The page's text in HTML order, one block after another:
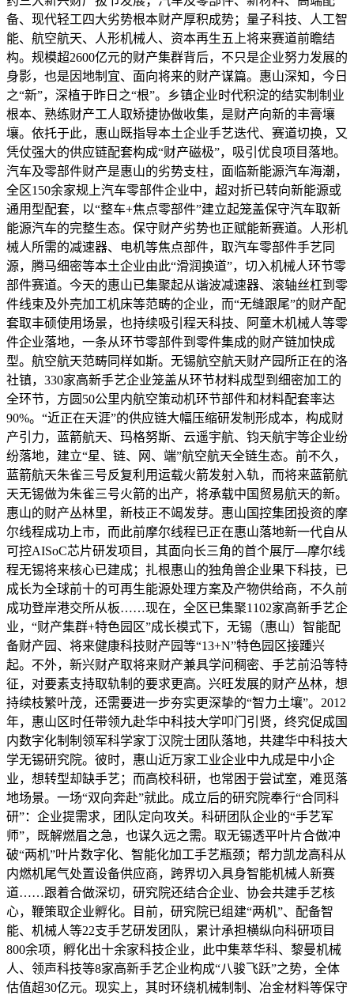
备、现代轻工四大劣势根本财产厚积成势；量子科技、人工智
能、航空航天、人形机械人、资本再生五上将来赛道前瞻结
构。规模超2600亿元的财产集群背后，不只是企业努力发展的
身影，也是因地制宜、面向将来的财产谋篇。惠山深知，今日
之“新”，深植于昨日之“根”。乡镇企业时代积淀的结实制制业
根本、熟练财产工人取矫捷协做收集，是财产向新的丰膏壤
壤。依托于此，惠山既指导本土企业手艺迭代、赛道切换，又
凭仗强大的供应链配套构成“财产磁极”，吸引优良项目落地。
汽车及零部件财产是惠山的劣势支柱，面临新能源汽车海潮，
全区150余家规上汽车零部件企业中，超对折已转向新能源或
通用型配套，以“整车+焦点零部件”建立起笼盖保守汽车取新
能源汽车的完整生态。保守财产劣势也正赋能新赛道。人形机
械人所需的减速器、电机等焦点部件，取汽车零部件手艺同
源，腾马细密等本土企业由此“滑润换道”，切入机械人环节零
部件赛道。今天的惠山已集聚起从谐波减速器、滚轴丝杠到零
件线束及外壳加工机床等范畴的企业，而“无缝跟尾”的财产配
套取丰硕使用场景，也持续吸引程天科技、阿童木机械人等零
件企业落地，一条从环节零部件到零件集成的财产链加快成
型。航空航天范畴同样如斯。无锡航空航天财产园所正在的洛
社镇，330家高新手艺企业笼盖从环节材料成型到细密加工的
全环节，方圆50公里内航空策动机环节部件和材料配套率达
90%。“近正在天涯”的供应链大幅压缩研发制形成本，构成财
产引力，蓝箭航天、玛格努斯、云遥宇航、钧天航宇等企业纷
纷落地，建立“星、链、网、端”航空航天全链生态。前不久，
蓝箭航天朱雀三号反复利用运载火箭发射入轨，而将来蓝箭航
天无锡做为朱雀三号火箭的出产，将承载中国贸易航天的新。
惠山的财产丛林里，新枝正不竭发芽。惠山国控集团投资的摩
尔线程成功上市，而此前摩尔线程已正在惠山落地新一代自从
可控AISoC芯片研发项目，其面向长三角的首个展厅—摩尔线
程无锡将来核心已建成；扎根惠山的独角兽企业果下科技，已
成长为全球前十的可再生能源处理方案及产物供给商，不久前
成功登岸港交所从板……现在，全区已集聚1102家高新手艺企
业，“财产集群+特色园区”成长模式下，无锡（惠山）智能配
备财产园、将来健康科技财产园等“13+N”特色园区接踵兴
起。不外，新兴财产取将来财产兼具学问稠密、手艺前沿等特
征，对要素支持取轨制的要求更高。兴旺发展的财产丛林，想
持续枝繁叶茂，还需要进一步夯实更深挚的“智力土壤”。2012
年，惠山区时任带领九赴华中科技大学叩门引贤，终究促成国
内数字化制制领军科学家丁汉院士团队落地，共建华中科技大
学无锡研究院。彼时，惠山近万家工业企业中九成是中小企
业，想转型却缺手艺；而高校科研，也常困于尝试室，难觅落
地场景。一场“双向奔赴”就此。成立后的研究院奉行“合同科
研”：企业提需求，团队定向攻关。科研团队企业的“手艺军
师”，既解燃眉之急，也谋久远之需。取无锡透平叶片合做冲
破“两机”叶片数字化、智能化加工手艺瓶颈；帮力凯龙高科从
内燃机尾气处置设备供应商，跨界切入具身智能机械人新赛
道……跟着合做深切，研究院还结合企业、协会共建手艺核
心，鞭策取企业孵化。目前，研究院已组建“两机”、配备智
能、机械人等22支手艺研发团队，累计承担横纵向科研项目
800余项，孵化出十余家科技企业，此中集萃华科、黎曼机械
人、领声科技等8家高新手艺企业构成“八骏飞跃”之势，全体
估值超30亿元。现实上，其时环绕机械制制、冶金材料等保守